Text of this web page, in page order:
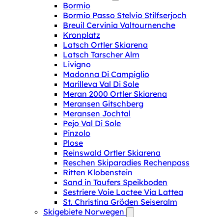
Bormio
Bormio Passo Stelvio Stilfserjoch
Breuil Cervinia Valtournenche
Kronplatz
Latsch Ortler Skiarena
Latsch Tarscher Alm
Livigno
Madonna Di Campiglio
Marilleva Val Di Sole
Meran 2000 Ortler Skiarena
Meransen Gitschberg
Meransen Jochtal
Pejo Val Di Sole
Pinzolo
Plose
Reinswald Ortler Skiarena
Reschen Skiparadies Rechenpass
Ritten Klobenstein
Sand in Taufers Speikboden
Sestriere Voie Lactee Via Lattea
St. Christina Gröden Seiseralm
Skigebiete Norwegen